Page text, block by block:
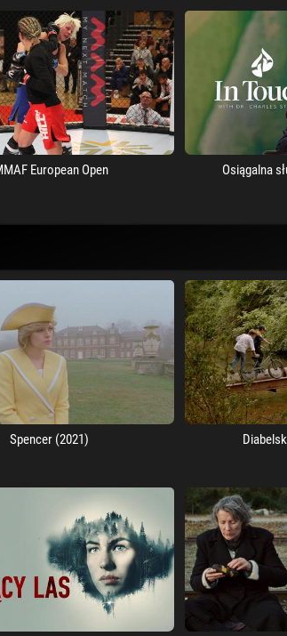
European Open Osiągalna
Spencer (2021)